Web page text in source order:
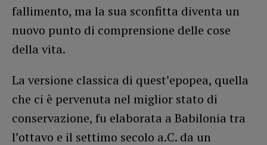
fallimento, ma la sua sconfitta diventa un
nuovo punto di comprensione delle cose
della vita.
La versione classica di quest’epopea, quella
che ci è pervenuta nel miglior stato di
conservazione, fu elaborata a Babilonia tra
l’ottavo e il settimo secolo a.C. da un